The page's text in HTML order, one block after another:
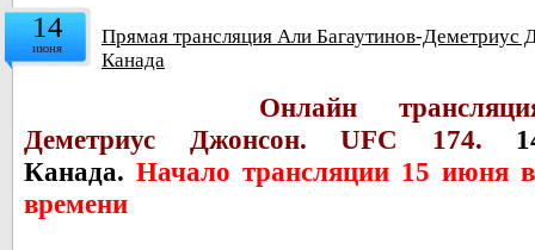
14
июня
Прямая трансляция Али Багаутинов-
Канада
Онлайн
Деметриус Джонсон. UFC 174.
Канада. Начало трансляции 15 июня
времени